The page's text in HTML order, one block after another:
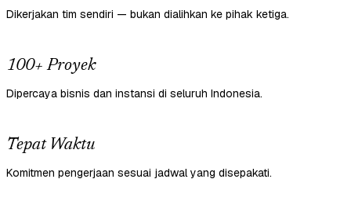
Dikerjakan tim sendiri — bukan dialihkan ke pihak ketiga.
100+ Proyek
Dipercaya bisnis dan instansi di seluruh Indonesia.
Tepat Waktu
Komitmen pengerjaan sesuai jadwal yang disepakati.